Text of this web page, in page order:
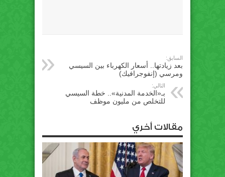
السابق:
بعد زيادتها.. أسعار الكهرباء بين السيسي
ومرسي (إنفوجرافيك)
التالي:
بـ«الخدمة المدنية».. خطة السيسي
للتخلص من مليون موظف
مقالات أخري